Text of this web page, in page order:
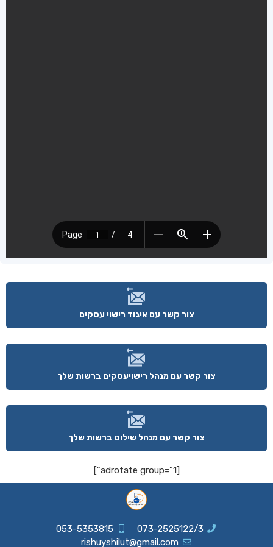
צור קשר עם איגוד רישוי עסקים
צור קשר עם מנהל רישויעסקים ברשות שלך
צור קשר עם מנהל שילוט ברשות שלך
[adrotate group="1"]
073-2525122/3
053-5353815
rishuyshilut@gmail.com